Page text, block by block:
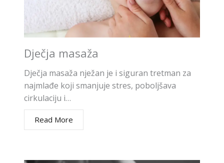
Dječja masaža
Dječja masaža nježan je i siguran tretman za
najmlađe koji smanjuje stres, poboljšava
cirkulaciju i…
Read More